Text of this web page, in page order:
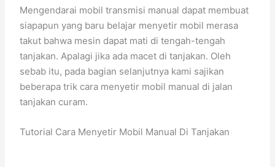
Mengendarai mobil transmisi manual dapat membuat
siapapun yang baru belajar menyetir mobil merasa
takut bahwa mesin dapat mati di tengah-tengah
tanjakan. Apalagi jika ada macet di tanjakan. Oleh
sebab itu, pada bagian selanjutnya kami sajikan
beberapa trik cara menyetir mobil manual di jalan
tanjakan curam.
Tutorial Cara Menyetir Mobil Manual Di Tanjakan